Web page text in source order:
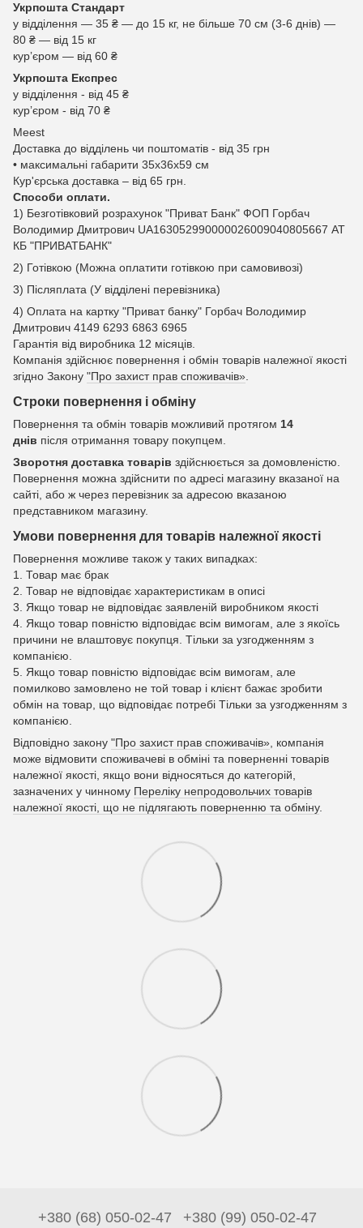
Укрпошта Стандарт
у відділення — 35 ₴ — до 15 кг, не більше 70 см (3-6 днів) —
80 ₴ — від 15 кг
курʼєром — від 60 ₴
Укрпошта Експрес
у відділення - від 45 ₴
курʼєром - від 70 ₴
Meest
Доставка до відділень чи поштоматів - від 35 грн
• максимальні габарити 35x36x59 см
Кур'єрська доставка – від 65 грн.
Способи оплати.
1) Безготівковий розрахунок "Приват Банк" ФОП Горбач
Володимир Дмитрович UA163052990000026009040805667 АТ
КБ "ПРИВАТБАНК"
2) Готівкою (Можна оплатити готівкою при самовивозі)
3) Післяплата (У відділені перевізника)
4) Оплата на картку "Приват банку" Горбач Володимир
Дмитрович 4149 6293 6863 6965
Гарантія від виробника 12 місяців.
Компанія здійснює повернення і обмін товарів належної якості
згідно Закону "Про захист прав споживачів»
Строки повернення і обміну
Повернення та обмін товарів можливий протягом 14
днів після отримання товару покупцем.
Зворотня доставка товарів здійснюється за домовленістю.
Повернення можна здійснити по адресі магазину вказаної на
сайті, або ж через перевізник за адресою вказаною
представником магазину.
Умови повернення для товарів належної якості
Повернення можливе також у таких випадках:
1. Товар має брак
2. Товар не відповідає характеристикам в описі
3. Якщо товар не відповідає заявленій виробником якості
4. Якщо товар повністю відповідає всім вимогам, але з якоїсь
причини не влаштовує покупця. Тільки за узгодженням з
компанією.
5. Якщо товар повністю відповідає всім вимогам, але
помилково замовлено не той товар і клієнт бажає зробити
обмін на товар, що відповідає потребі Тільки за узгодженням з
компанією.
Відповідно закону "Про захист прав споживачів» , компанія
може відмовити споживачеві в обміні та поверненні товарів
належної якості, якщо вони відносяться до категорій,
зазначених у чинному Переліку непродовольчих товарів
належної якості, що не підлягають поверненню та обміну.
+380 (68) 050-02-47 +380 (99) 050-02-47